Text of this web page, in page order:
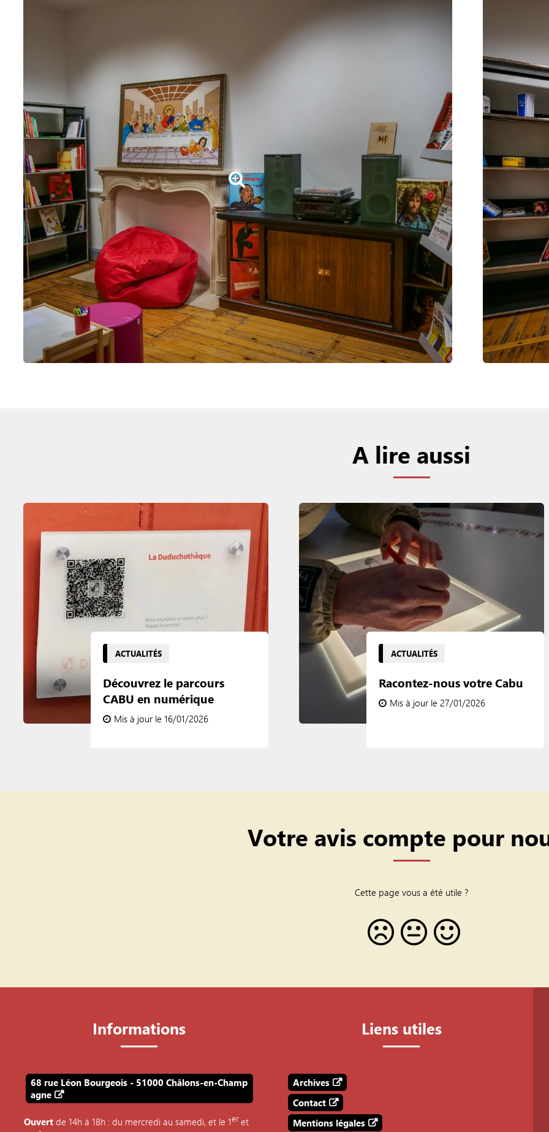
A lire aussi
ACTUALITÉS
Découvrez le parcours
CABU en numérique
Mis à jour le 16/01/2026
ACTUALITÉS
Racontez-nous votre Cabu
Mis à jour le 27/01/2026
Votre avis compte pour
Cette page vous a été utile ?
Informations
68 rue Léon Bourgeois - 51000 Châlons-en-Champ
agne
Ouvertde 14h à 18h : du mercredi au samedi, et le 1eret
Liens utiles
Archives
Contact
Mentions légales